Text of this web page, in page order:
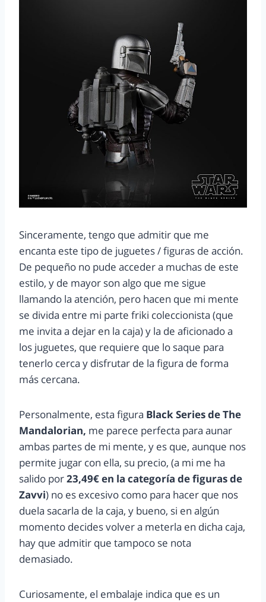
Sinceramente, tengo que admitir que me
encanta este tipo de juguetes / figuras de acción.
De pequeño no pude acceder a muchas de este
estilo, y de mayor son algo que me sigue
llamando la atención, pero hacen que mi mente
se divida entre mi parte friki coleccionista (que
me invita a dejar en la caja) y la de aficionado a
los juguetes, que requiere que lo saque para
tenerlo cerca y disfrutar de la figura de forma
más cercana.
Personalmente, esta figura Black Series de The
Mandalorian, me parece perfecta para aunar
ambas partes de mi mente, y es que, aunque nos
permite jugar con ella, su precio, (a mi me ha
salido por23,49€ en la categoría de figuras de
Zavvi) no es excesivo como para hacer que nos
duela sacarla de la caja, y bueno, si en algún
momento decides volver a meterla en dicha caja,
hay que admitir que tampoco se nota
demasiado.
Curiosamente, el embalaje indica que es un